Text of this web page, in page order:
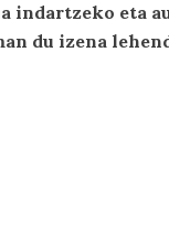
eta
du izena